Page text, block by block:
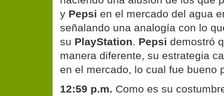
y Pepsi en el mercado del agua
señalando una analogía con lo
su PlayStation. Pepsi demostró
manera diferente, su estrategia
en el mercado, lo cual fue bueno
12:59 p.m. Como es su